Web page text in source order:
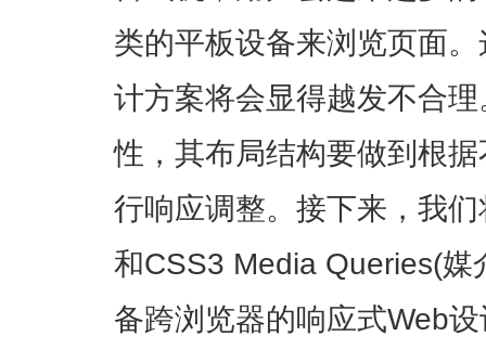
类的平板设备来浏览页面
计方案将会显得越发不合
性，其布局结构要做到根
行响应调整。接下来，我
和CSS3 Media Queries(
备跨浏览器的响应式Web